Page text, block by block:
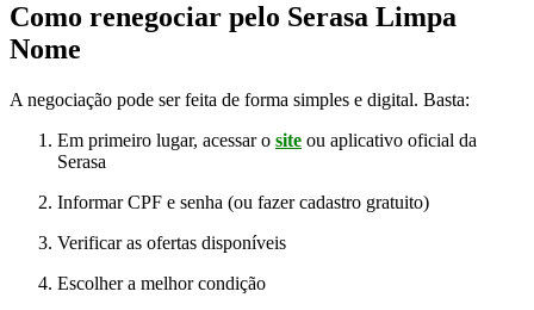
Como renegociar pelo Serasa Limpa
Nome
A negociação pode ser feita de forma simples e digital. Basta:
Em primeiro lugar, acessar o site ou aplicativo oficial da
Serasa
Informar CPF e senha (ou fazer cadastro gratuito)
Verificar as ofertas disponíveis
Escolher a melhor condição